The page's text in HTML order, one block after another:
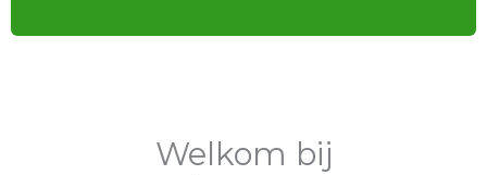
Welkom bij